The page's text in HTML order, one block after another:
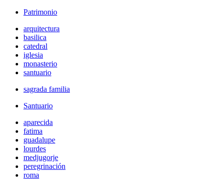
Patrimonio
arquitectura
basilica
catedral
iglesia
monasterio
santuario
sagrada familia
Santuario
aparecida
fatima
guadalupe
lourdes
medjugorje
peregrinación
roma